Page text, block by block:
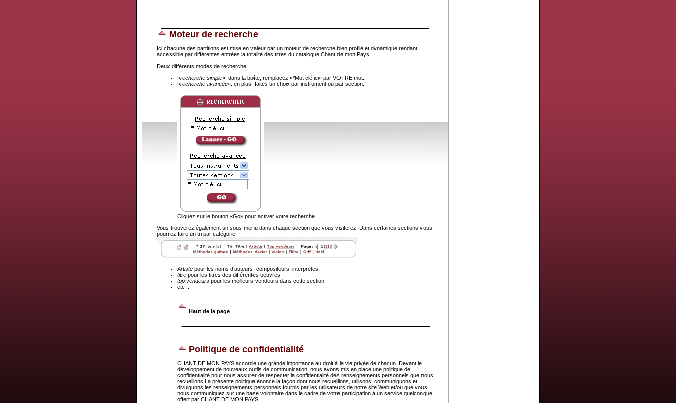
Moteur de recherche
Ici chacune des partitions est mise en valeur par un moteur de recherche bien profilé et dynamique rendant
accessible par différentes entrées la totalité des titres du catalogue Chant de mon Pays.
Deux différents modes de recherche
«recherche simple»: dans la boîte, remplacez «*Mot clé ici» par VOTRE mot.
«recherche avancée»: en plus, faites un choix par instrument ou par section.
Cliquez sur le bouton «Go» pour activer votre recherche.
Vous trouverez également un sous-menu dans chaque section que vous visiterez. Dans certaines sections vous
pourrez faire un tri par catégorie:
Artiste pour les noms d'auteurs, compositeurs, interprètes.
titre pour les titres des différentes oeuvres
top vendeurs pour les meilleurs vendeurs dans cette section
etc ...
Haut de la page
Politique de confidentialité
CHANT DE MON PAYS accorde une grande importance au droit à la vie privée de chacun. Devant le
développement de nouveaux outils de communication, nous avons mis en place une politique de
confidentialité pour nous assurer de respecter la confidentialité des renseignements personnels que nous
recueillons.La présente politique énonce la façon dont nous recueillons, utilisons, communiquons et
divulguons les renseignements personnels fournis par les utilisateurs de notre site Web et/ou que vous
nous communiquez sur une base volontaire dans le cadre de votre participation à un service quelconque
offert par CHANT DE MON PAYS.